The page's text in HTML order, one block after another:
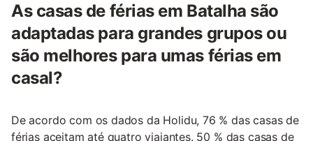
As casas de férias em Batalha são
adaptadas para grandes grupos ou
são melhores para umas férias em
casal?
De acordo com os dados da Holidu, 76 % das casas de
férias aceitam até quatro viajantes. 50 % das casas de